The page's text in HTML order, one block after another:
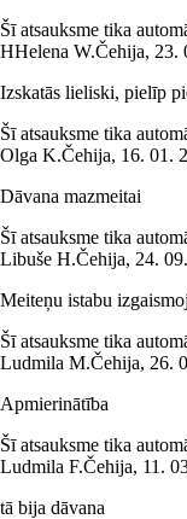
Šī atsauksme tika
HHelena W.Čehija, 23.
Izskatās lieliski, pielīp
Šī atsauksme tika
Olga K.Čehija, 16. 01.
Dāvana mazmeitai
Šī atsauksme tika
Libuše H.Čehija, 24.
Meiteņu istabu
Šī atsauksme tika
Ludmila M.Čehija, 26.
Apmierinātība
Šī atsauksme tika
Ludmila F.Čehija, 11.
tā bija dāvana